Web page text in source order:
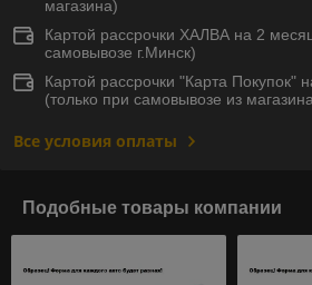
магазина)
Картой рассрочки ХАЛВА на 2
самовывозе г.Минск)
Картой рассрочки "Карта Покупок"
(только при самовывозе из
Все условия оплаты
Подобные товары компании